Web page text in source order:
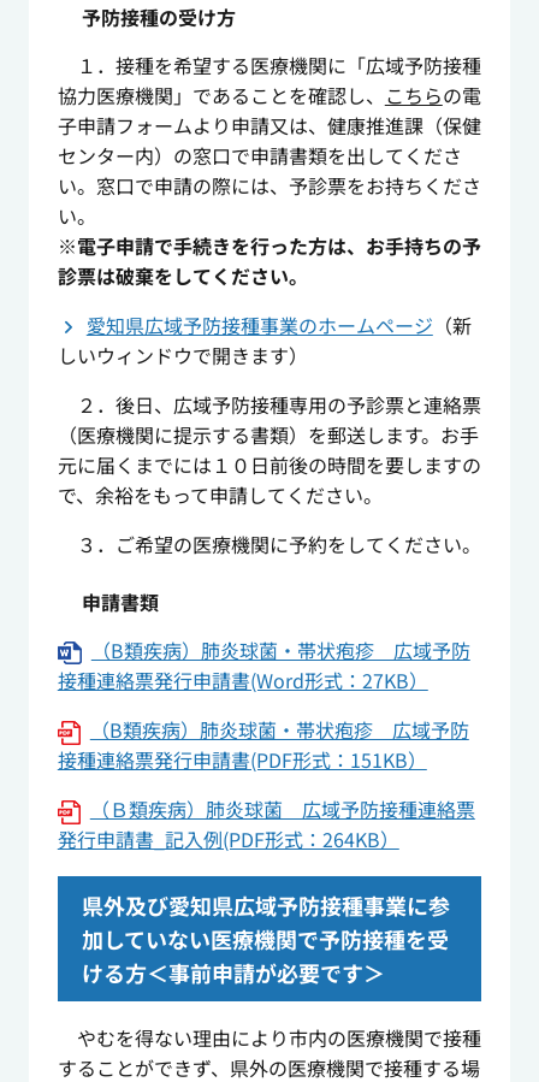
予防接種の受け方
１．接種を希望する医療機関に「広域予防接種
協力医療機関」であることを確認し、 こちらの電
子申請フォームより申請又は、健康推進課（保健
センター内）の窓口で申請書類を出してくださ
い。窓口で申請の際には、予診票をお持ちくださ
い。
※電子申請で手続きを行った方は、お手持ちの予
診票は破棄をしてください。
愛知県広域予防接種事業のホームページ （新
しいウィンドウで開きます）
２．後日、広域予防接種専用の予診票と連絡票
（医療機関に提示する書類）を郵送します。お手
元に届くまでには１０日前後の時間を要しますの
で、余裕をもって申請してください。
３．ご希望の医療機関に予約をしてください。
申請書類
（B類疾病）肺炎球菌・帯状疱疹 広域予防
接種連絡票発行申請書(Word形式：27KB）
（B類疾病）肺炎球菌・帯状疱疹 広域予防
接種連絡票発行申請書(PDF形式：151KB）
（Ｂ類疾病）肺炎球菌 広域予防接種連絡票
発行申請書_記入例(PDF形式：264KB）
県外及び愛知県広域予防接種事業に参
加していない医療機関で予防接種を受
ける方＜事前申請が必要です＞
やむを得ない理由により市内の医療機関で接種
することができず、県外の医療機関で接種する場